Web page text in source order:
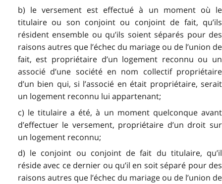
b) le versement est effectué à un moment où le
titulaire ou son conjoint ou conjoint de fait, qu’ils
résident ensemble ou qu’ils soient séparés pour des
raisons autres que l’échec du mariage ou de l’union de
fait, est propriétaire d’un logement reconnu ou un
associé d’une société en nom collectif propriétaire
d’un bien qui, si l’associé en était propriétaire, serait
un logement reconnu lui appartenant;
c) le titulaire a été, à un moment quelconque avant
d’effectuer le versement, propriétaire d’un droit sur
un logement reconnu;
d) le conjoint ou conjoint de fait du titulaire, qu’il
réside avec ce dernier ou qu’il en soit séparé pour des
raisons autres que l’échec du mariage ou de l’union de